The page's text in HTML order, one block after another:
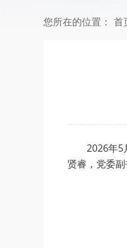
您所在的位置： 首
2026年5
贤睿，党委